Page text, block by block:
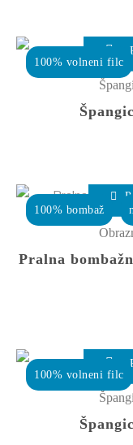
100% volneni filc
100% bombaž
Pralna
100% volneni filc